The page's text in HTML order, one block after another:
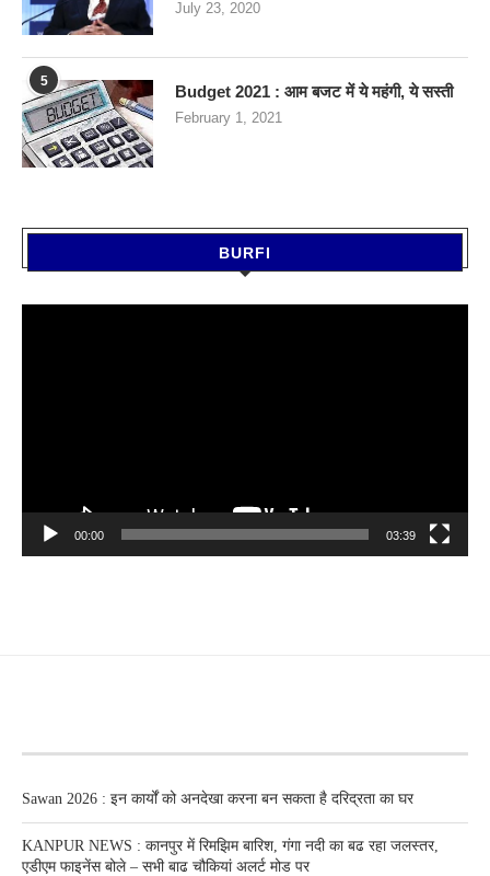
July 23, 2020
5
Budget 2021 : आम बजट में ये महंगी, ये सस्‍ती
February 1, 2021
BURFI
00:00 03:39
Sawan 2026 : इन कार्यों को अनदेखा करना बन सकता है दरिद्रता का घर
KANPUR NEWS : कानपुर में रिमझिम बारिश, गंगा नदी का बढ रहा जलस्तर,
एडीएम फाइनेंस बोले – सभी बाढ चौकियां अलर्ट मोड पर